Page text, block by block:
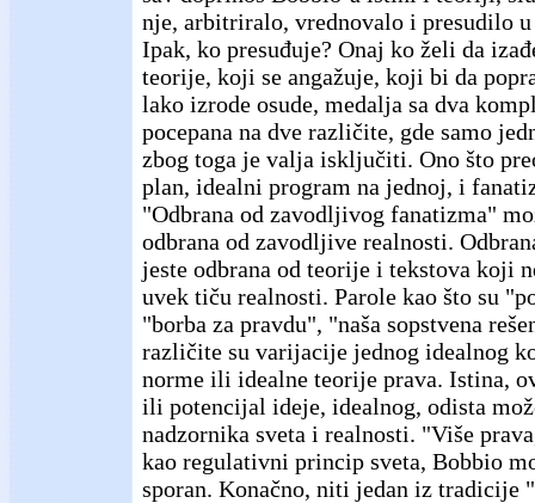
nje, arbitriralo, vrednovalo i presudilo
Ipak, ko presuđuje? Onaj ko želi da
teorije, koji se angažuje, koji bi da
lako izrode osude, medalja sa dva
pocepana na dve različite, gde samo
zbog toga je valja isključiti. Ono što
plan, idealni program na jednoj, i
"Odbrana od zavodljivog fanatizma"
odbrana od zavodljive realnosti.
jeste odbrana od teorije i tekstova koji
uvek tiču realnosti. Parole kao što su
"borba za pravdu", "naša sopstvena
različite su varijacije jednog idealnog
norme ili idealne teorije prava. Istina,
ili potencijal ideje, idealnog, odista
nadzornika sveta i realnosti. "Više
kao regulativni princip sveta, Bobbio
sporan. Konačno, niti jedan iz tradicije